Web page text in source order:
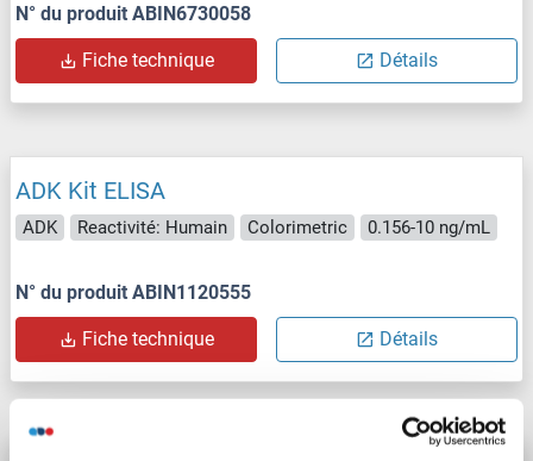
N° du produit ABIN6730058
Fiche technique Détails
ADK Kit ELISA
ADK Reactivité: Humain Colorimetric 0.156-10 ng/mL
N° du produit ABIN1120555
Fiche technique Détails